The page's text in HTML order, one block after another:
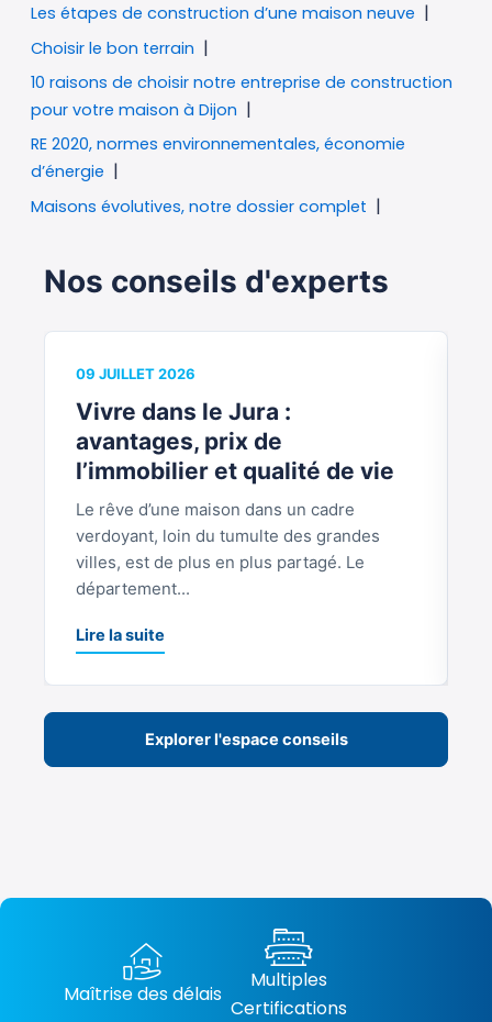
Les étapes de construction d’une maison neuve
Choisir le bon terrain
10 raisons de choisir notre entreprise de construction
pour votre maison à Dijon
RE 2020, normes environnementales, économie
d’énergie
Maisons évolutives, notre dossier complet
Nos conseils d'experts
09 JUILLET 2026
Vivre dans le Jura :
avantages, prix de
l’immobilier et qualité de vie
Le rêve d’une maison dans un cadre
verdoyant, loin du tumulte des grandes
villes, est de plus en plus partagé. Le
département...
Lire la suite
Explorer l'espace conseils
Maîtrise des délais
Multiples
Certifications